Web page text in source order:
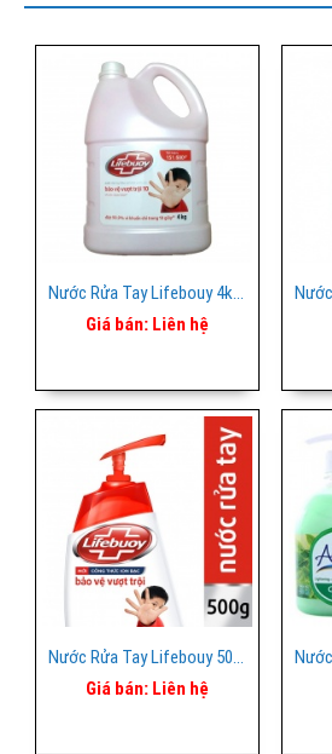
Nước Rửa Tay Lifebouy 4kg Hồng
Giá bán: Liên hệ
Nước Rửa Tay Lifebouy 500ml
Giá bán: Liên hệ